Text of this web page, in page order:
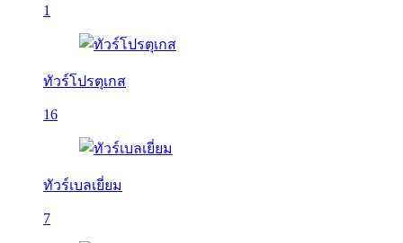
1
ทัวร์โปรตุเกส
16
ทัวร์เบลเยี่ยม
7